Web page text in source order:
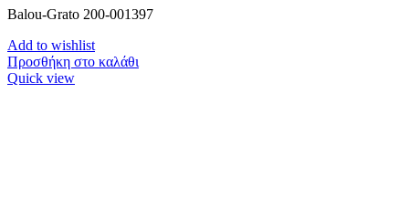
Balou-Grato 200-001397
Add to wishlist
Προσθήκη στο καλάθι
Quick view